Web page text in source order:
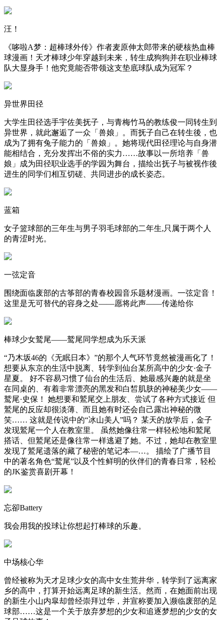
汪！
《哆啦A梦：超棒球外传》作者麦原伸太郎带来的硬核热血棒
球漫画！天才棒球少年穿越到未来，转生成狗狗并在职业棒球
队大显身手！他究竟能否带领这支垫底球队成为冠军？
异世界田径
大学生田径选手宇佐美抚子，与青梅竹马的教练俊一同转生到
异世界，就此邂逅了一众「兽娘」。而抚子自己在转生後，也
成为了拥有兔子能力的「兽娘」。她将现代田径理论与自身潜
能相结合，充分发挥出不俗的实力……故事以一所培养「兽
娘」成为田径职业选手的学园为舞台，描绘出抚子与被视作後
进生的同学们相互切磋、共同进步的成长姿态。
蓝箱
女子篮球部的三年生与男子羽毛球部的二年生,只属于两个人
的青涩时光。
一弦定音
围绕面临废部的古筝部的青春校园音乐题材漫画。一弦定音！
这里是无可替代的容身之处——愿将此声——传递给你
棒球少女鹫尾——鹫尾同学想成为乐天派
“乃木坂46的《无眠日本》”的那个人气环节竟然被漫画化了！
想要从东京的生活中脱离、转学到仙台某所高中的少女·金子
星夏。 好不容易习惯了仙台的生活后、她最感兴趣的就是坐
在同桌的、有着非常漂亮的黑发和白皙肌肤的神秘美少女——
鹫尾·史保！ 她想要和鷲尾交上朋友、尝试了各种方式接近 但
鷲尾的反应却很淡薄、而且她有时还会自己露出神秘的微
笑…… 这就是传说中的“冰山美人”吗？ 某天的放学后，金子
发现鷲尾一个人在教室里。 虽然她像往常一样轻松地和鷲尾
搭话、但鷲尾还是像往常一样逃避了她。不过，她却在教室里
发现了鷲尾遗落的藏了秘密的笔记本—…。 描绘了广播节目
中的著名角色“鹫尾”以及个性鲜明的伙伴们的青春日常，轻松
的JK鉴赏喜剧开幕！
忘卻Battery
我会用我的投球让你想起打棒球的乐趣。
中场核心华
曾经被称为天才足球少女的高中女生荒井华，转学到了远离家
乡的高中，打算开始远离足球的新生活。然而，在她面前出现
的新生小山内皐却曾经崇拜过华，并宣称要加入濒临废部的足
球部……这是一个关于放弃梦想的少女和追逐梦想的少女的女